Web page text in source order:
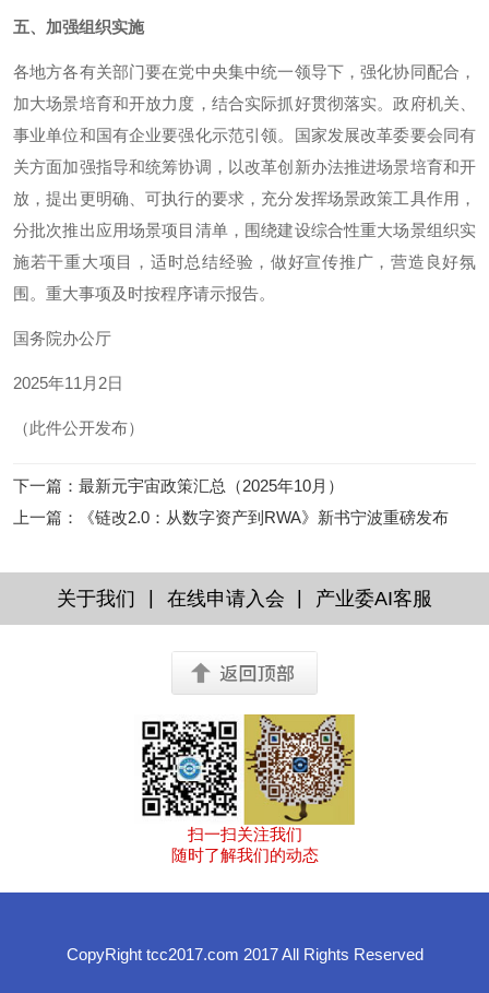
五、加强组织实施
各地方各有关部门要在党中央集中统一领导下，强化协同配合，
加大场景培育和开放力度，结合实际抓好贯彻落实。政府机关、
事业单位和国有企业要强化示范引领。国家发展改革委要会同有
关方面加强指导和统筹协调，以改革创新办法推进场景培育和开
放，提出更明确、可执行的要求，充分发挥场景政策工具作用，
分批次推出应用场景项目清单，围绕建设综合性重大场景组织实
施若干重大项目，适时总结经验，做好宣传推广，营造良好氛
围。重大事项及时按程序请示报告。
国务院办公厅
2025年11月2日
（此件公开发布）
下一篇 ： 最新元宇宙政策汇总（2025年10月）
上一篇 ： 《链改2.0：从数字资产到RWA》新书宁波重磅发布
关于我们 在线申请入会 产业委AI客服
扫一扫关注我们
随时了解我们的动态
CopyRight tcc2017.com 2017 All Rights Reserved